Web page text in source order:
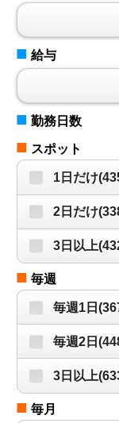
■ 給与
■ 勤務日数
■ スポット
1日だけ
2日だけ
3日以上
■ 毎週
毎週1日
毎週2日
3日以上
■ 毎月